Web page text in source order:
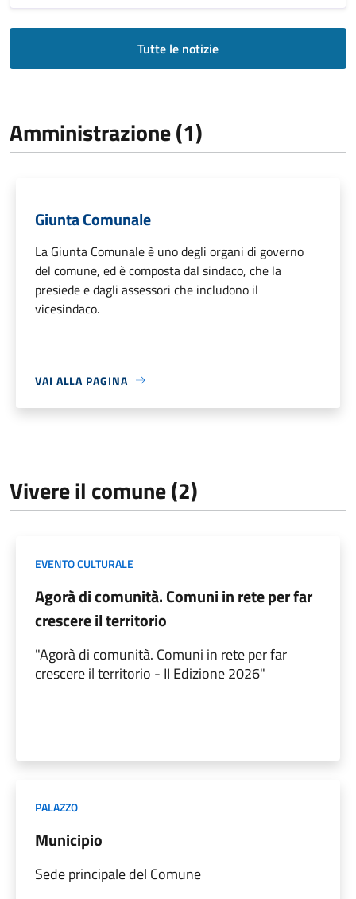
Tutte le notizie
Amministrazione (1)
Giunta Comunale
La Giunta Comunale è uno degli organi di governo
del comune, ed è composta dal sindaco, che la
presiede e dagli assessori che includono il
vicesindaco.
VAI ALLA PAGINA
Vivere il comune (2)
EVENTO CULTURALE
Agorà di comunità. Comuni in rete per far
crescere il territorio
"Agorà di comunità. Comuni in rete per far
crescere il territorio - II Edizione 2026"
PALAZZO
Municipio
Sede principale del Comune